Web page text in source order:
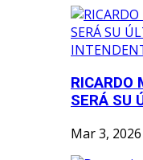
RICARDO
SERÁ SU
Mar 3, 2026